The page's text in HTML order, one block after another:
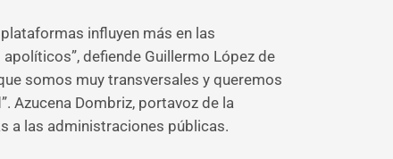
influyen más en las
defiende Guillermo López de
somos muy transversales y queremos
Azucena Dombriz, portavoz de la
a las administraciones públicas.